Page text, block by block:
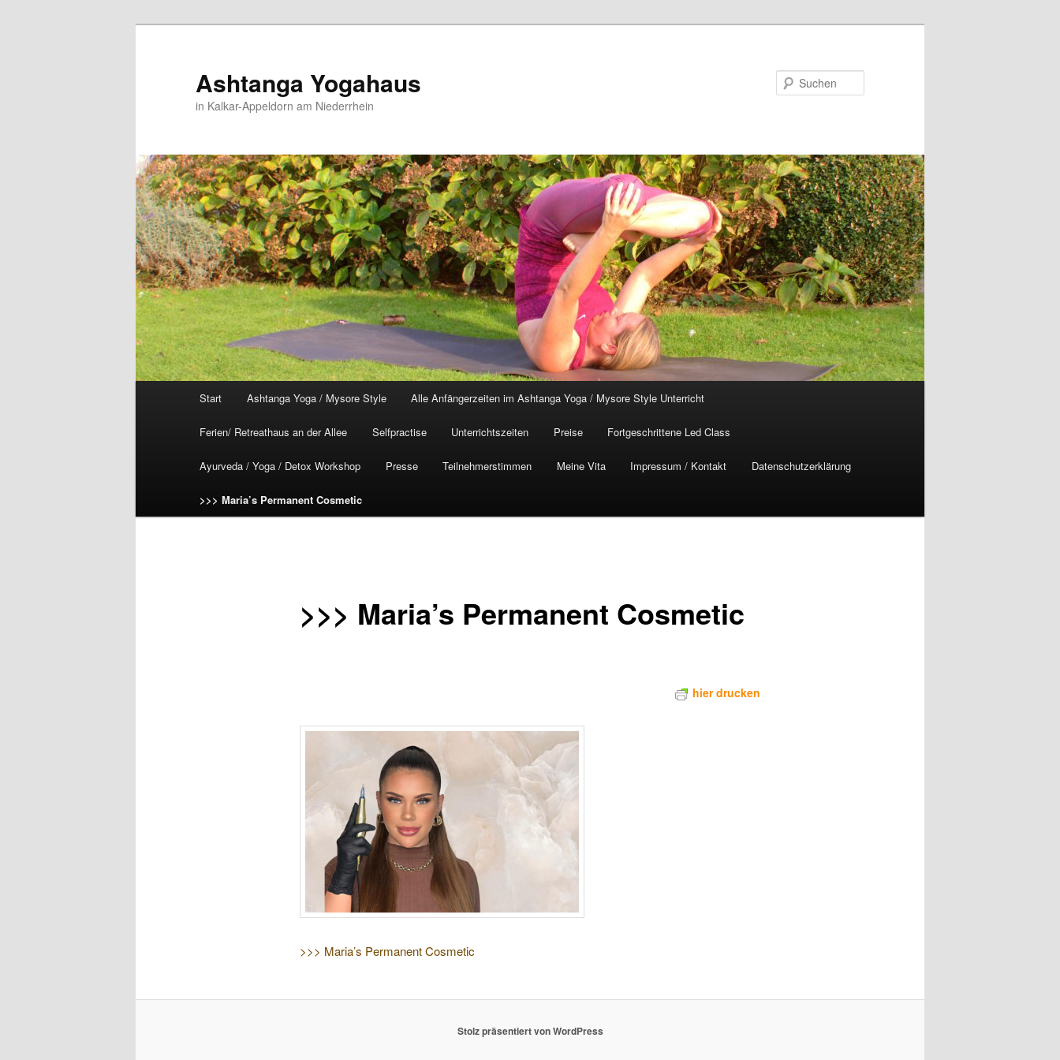
Ashtanga Yogahaus
in Kalkar-Appeldorn am Niederrhein
Start Ashtanga Yoga / Mysore Style Alle Anfängerzeiten im Ashtanga Yoga / Mysore Style Unterricht
Ferien/ Retreathaus an der Allee Selfpractise Unterrichtszeiten Preise Fortgeschrittene Led Class
Ayurveda / Yoga / Detox Workshop Presse Teilnehmerstimmen Meine Vita Impressum / Kontakt Datenschutzerklärung
>>> Maria’s Permanent Cosmetic
>>> Maria’s Permanent Cosmetic
hier drucken
>>> Maria’s Permanent Cosmetic
Stolz präsentiert von WordPress